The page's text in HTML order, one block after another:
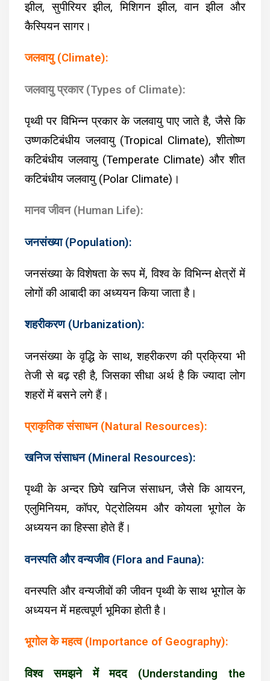
झील, सुपीरियर झील,मिशिगन झील, वान झीलऔर
कैस्पियन सागर।
जलवायु (Climate):
जलवायु प्रकार (Types of Climate):
पृथ्वी पर विभिन्न प्रकार के जलवायु पाए जाते है, जैसे कि
उष्णकटिबंधीय जलवायु (Tropical Climate), शीतोष्ण
कटिबंधीय जलवायु (Temperate Climate) और शीत
कटिबंधीय जलवायु (Polar Climate)।
मानव जीवन (Human Life):
जनसंख्या (Population):
जनसंख्या के विशेषता के रूप में, विश्व के विभिन्न क्षेत्रों में
लोगों की आबादी का अध्ययन किया जाता है।
शहरीकरण (Urbanization):
जनसंख्या के वृद्धि के साथ, शहरीकरण की प्रक्रिया भी
तेजी से बढ़ रही है, जिसका सीधा अर्थ है कि ज्यादा लोग
शहरों में बसने लगे हैं।
प्राकृतिक संसाधन (Natural Resources):
खनिज संसाधन (Mineral Resources):
पृथ्वी के अन्दर छिपे खनिज संसाधन, जैसे कि आयरन,
एलुमिनियम, कॉपर, पेट्रोलियम और कोयला भूगोल के
अध्ययन का हिस्सा होते हैं।
वनस्पति और वन्यजीव (Flora and Fauna):
वनस्पति और वन्यजीवों की जीवन पृथ्वी के साथ भूगोल के
अध्ययन में महत्वपूर्ण भूमिका होती है।
भूगोल के महत्व (Importance of Geography):
विश्व समझने में मदद (Understanding the